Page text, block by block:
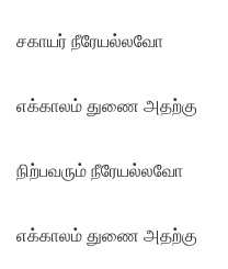
சகாயர் நீரேயல்லவோ
எக்காலம் துணை அதற்கு
நிற்பவரும் நீரேயல்லவோ
எக்காலம் துணை அதற்கு